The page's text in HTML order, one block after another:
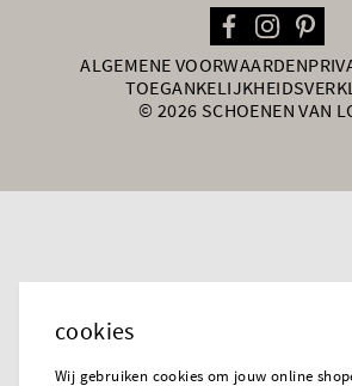
ALGEMENE VOORWAARDEN
© 2026 SCHOENEN VAN
cookies
Wij gebruiken cookies om jouw online